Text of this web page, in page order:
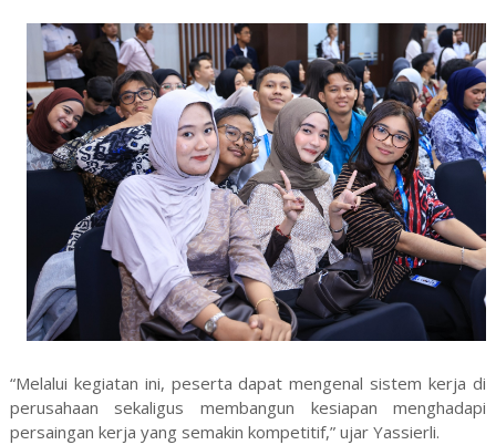
“Melalui kegiatan ini, peserta dapat mengenal sistem kerja di
perusahaan sekaligus membangun kesiapan menghadapi
persaingan kerja yang semakin kompetitif,” ujar Yassierli.